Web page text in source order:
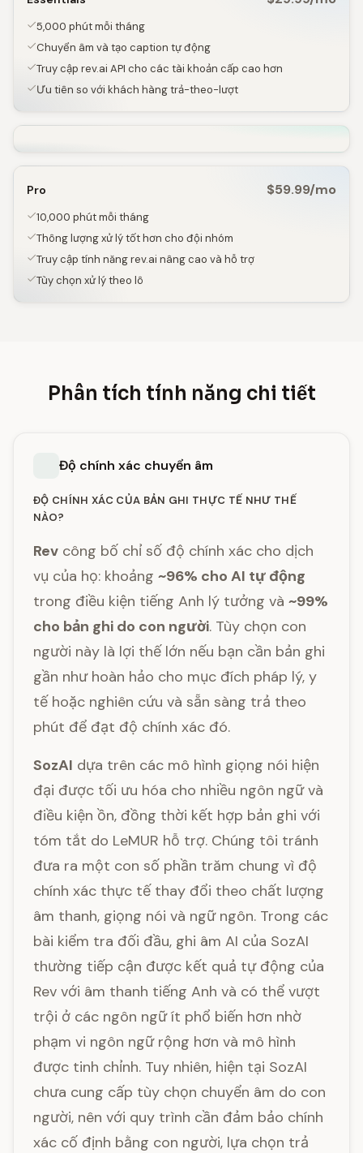
5,000 phút mỗi tháng
Chuyển âm và tạo caption tự động
Truy cập rev.ai API cho các tài khoản cấp cao hơn
Ưu tiên so với khách hàng trả-theo-lượt
Pro $59.99/mo
10,000 phút mỗi tháng
Thông lượng xử lý tốt hơn cho đội nhóm
Truy cập tính năng rev.ai nâng cao và hỗ trợ
Tùy chọn xử lý theo lô
Phân tích tính năng chi tiết
Độ chính xác chuyển âm
ĐỘ CHÍNH XÁC CỦA BẢN GHI THỰC TẾ NHƯ THẾ
NÀO?
Rev công bố chỉ số độ chính xác cho dịch
vụ của họ: khoảng ~96% cho AI tự động
trong điều kiện tiếng Anh lý tưởng và ~99%
cho bản ghi do con người. Tùy chọn con
người này là lợi thế lớn nếu bạn cần bản ghi
gần như hoàn hảo cho mục đích pháp lý, y
tế hoặc nghiên cứu và sẵn sàng trả theo
phút để đạt độ chính xác đó.
SozAI dựa trên các mô hình giọng nói hiện
đại được tối ưu hóa cho nhiều ngôn ngữ và
điều kiện ồn, đồng thời kết hợp bản ghi với
tóm tắt do LeMUR hỗ trợ. Chúng tôi tránh
đưa ra một con số phần trăm chung vì độ
chính xác thực tế thay đổi theo chất lượng
âm thanh, giọng nói và ngữ ngôn. Trong các
bài kiểm tra đối đầu, ghi âm AI của SozAI
thường tiếp cận được kết quả tự động của
Rev với âm thanh tiếng Anh và có thể vượt
trội ở các ngôn ngữ ít phổ biến hơn nhờ
phạm vi ngôn ngữ rộng hơn và mô hình
được tinh chỉnh. Tuy nhiên, hiện tại SozAI
chưa cung cấp tùy chọn chuyển âm do con
người, nên với quy trình cần đảm bảo chính
xác cố định bằng con người, lựa chọn trả